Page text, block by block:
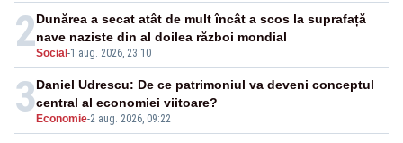
2Social -1 aug. 2026, 23:10
Dunărea a secat atât de mult încât a scos la suprafață
nave naziste din al doilea război mondial
3 Economie-2 aug. 2026, 09:22
Daniel Udrescu: De ce patrimoniul va deveni conceptul
central al economiei viitoare?